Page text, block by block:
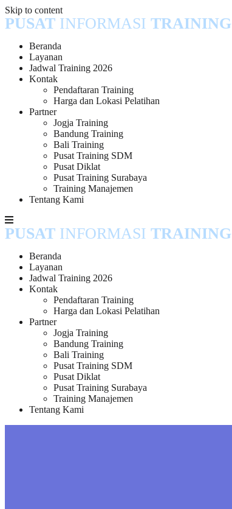
Skip to content
PUSAT INFORMASI TRAINING
Beranda
Layanan
Jadwal Training 2026
Kontak
Pendaftaran Training
Harga dan Lokasi Pelatihan
Partner
Jogja Training
Bandung Training
Bali Training
Pusat Training SDM
Pusat Diklat
Pusat Training Surabaya
Training Manajemen
Tentang Kami
PUSAT INFORMASI TRAINING
Beranda
Layanan
Jadwal Training 2026
Kontak
Pendaftaran Training
Harga dan Lokasi Pelatihan
Partner
Jogja Training
Bandung Training
Bali Training
Pusat Training SDM
Pusat Diklat
Pusat Training Surabaya
Training Manajemen
Tentang Kami